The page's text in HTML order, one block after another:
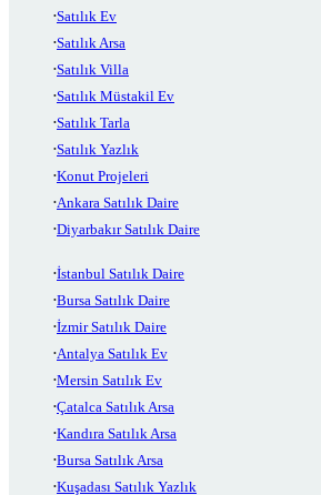
Satılık Ev
Satılık Arsa
Satılık Villa
Satılık Müstakil Ev
Satılık Tarla
Satılık Yazlık
Konut Projeleri
Ankara Satılık Daire
Diyarbakır Satılık Daire
İstanbul Satılık Daire
Bursa Satılık Daire
İzmir Satılık Daire
Antalya Satılık Ev
Mersin Satılık Ev
Çatalca Satılık Arsa
Kandıra Satılık Arsa
Bursa Satılık Arsa
Kuşadası Satılık Yazlık